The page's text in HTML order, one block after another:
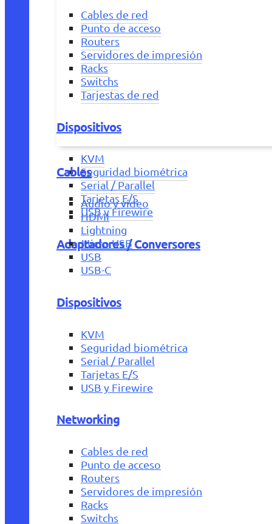
Cables de red
Punto de acceso
Routers
Servidores de impresión
Racks
Switchs
Tarjestas de red
Dispositivos
KVM
Seguridad biométrica
Serial / Parallel
Tarjetas E/S
USB y Firewire
Adaptadores / Conversores
Cables
Audio y vídeo
HDMI
Lightning
Micro USB
USB
USB-C
Dispositivos
KVM
Seguridad biométrica
Serial / Parallel
Tarjetas E/S
USB y Firewire
Networking
Cables de red
Punto de acceso
Routers
Servidores de impresión
Racks
Switchs